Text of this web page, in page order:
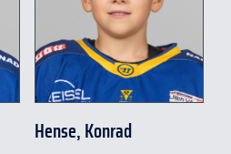
Hense, Konrad